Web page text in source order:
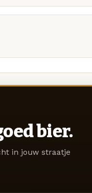
bier.
in jouw straatje